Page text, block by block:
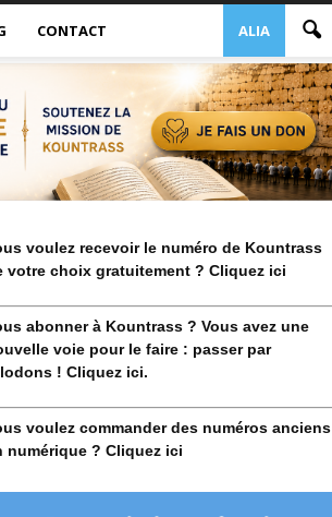
ALIA
CONTACT
voulez recevoir le numéro de Kountrass
votre choix gratuitement ? Cliquez ici
abonner à Kountrass ? Vous avez une
voie pour le faire : passer par
! Cliquez ici.
voulez commander des numéros anciens
numérique ? Cliquez ici